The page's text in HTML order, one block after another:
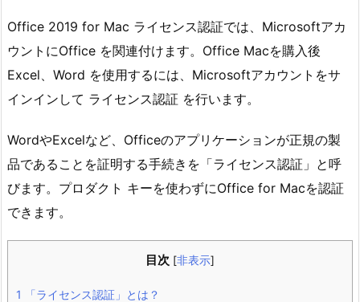
Office 2019 for Mac ライセンス認証では、Microsoftアカ
ウントにOffice を関連付けます。Office Macを購入後
Excel、Word を使用するには、Microsoftアカウントをサ
インインして ライセンス認証 を行います。
WordやExcelなど、Officeのアプリケーションが正規の製
品であることを証明する手続きを「ライセンス認証」と呼
びます。プロダクト キーを使わずにOffice for Macを認証
できます。
目次 [非表示]
1
「ライセンス認証」とは？